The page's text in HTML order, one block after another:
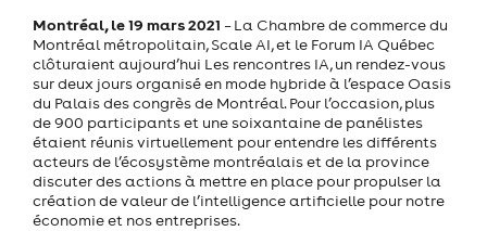
Montréal, le 19 mars 2021 – La Chambre de commerce du
Montréal métropolitain, Scale AI, et le Forum IA Québec
clôturaient aujourd’hui Les rencontres IA, un rendez-vous
sur deux jours organisé en mode hybride à l’espace Oasis
du Palais des congrès de Montréal. Pour l’occasion, plus
de 900 participants et une soixantaine de panélistes
étaient réunis virtuellement pour entendre les différents
acteurs de l’écosystème montréalais et de la province
discuter des actions à mettre en place pour propulser la
création de valeur de l’intelligence artificielle pour notre
économie et nos entreprises.